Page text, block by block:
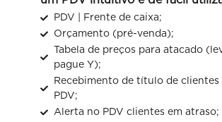
PDV | Frente de caixa;
Orçamento (pré-venda);​
Tabela de preços para atacado
pague Y);
Recebimento de título de
PDV;
Alerta no PDV clientes em atraso;